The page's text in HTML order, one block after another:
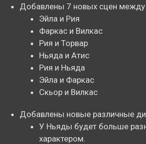
Добавлены 7 новых сцен между
Эйла и Рия
Фаркас и Вилкас
Рия и Торвар
Ньяда и Атис
Рия и Ньяда
Эйла и Фаркас
Скьор и Вилкас
Добавлены новые различные
У Ньяды будет больше
характером.